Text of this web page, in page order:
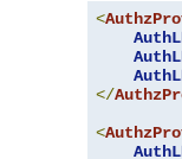
<
</
<